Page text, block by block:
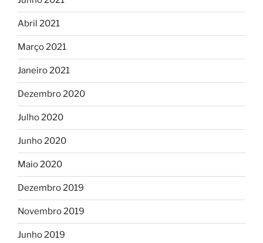
Abril 2021
Março 2021
Janeiro 2021
Dezembro 2020
Julho 2020
Junho 2020
Maio 2020
Dezembro 2019
Novembro 2019
Junho 2019